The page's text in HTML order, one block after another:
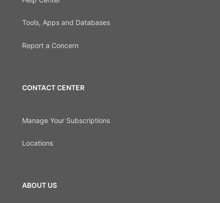
Tools, Apps and Databases
Report a Concern
CONTACT CENTER
Manage Your Subscriptions
Locations
ABOUT US